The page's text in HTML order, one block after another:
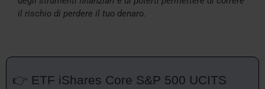
il rischio di perdere il tuo denaro.
👉 ETF iShares Core S&P 500 UCITS